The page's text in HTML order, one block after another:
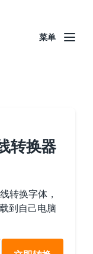
菜单
转换器
转换字体，
到自己电脑